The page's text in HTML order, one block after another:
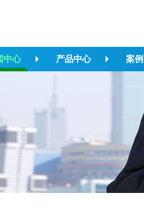
中心 产品中心 案